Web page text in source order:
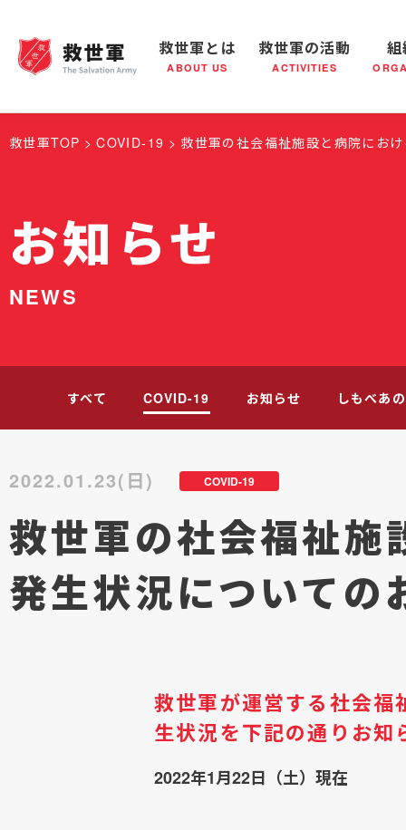
救世軍とは
ABOUT US
救世軍とは 世界が抱えている社会問題 救世軍
救世軍の活動
ACTIVITIES
救世軍の活動 社会鍋
組織概要
救世軍TOP COVID-19 救世軍の社会福祉施設と病院にお
お知らせ
NEWS
すべて COVID-19 お知らせ しもべあ
COVID-19
2022.01.23(日)
救世軍の社会福祉施
発生状況についての
救世軍が運営する社会
生状況を下記の通りお知
2022年1月22日（土）現在